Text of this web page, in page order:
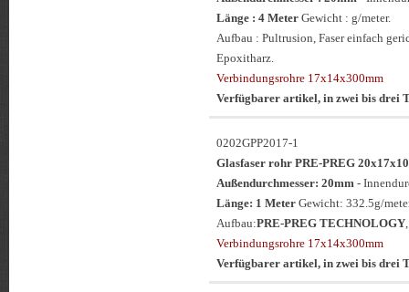
Länge : 4 Meter Gewicht : g/meter.
Aufbau : Pultrusion, Faser einfach
Epoxitharz.
Verbindungsrohre 17x14x300mm
Verfügbarer artikel, in zwei bis drei
0202GPP2017-1
Glasfaser rohr PRE-PREG
Außendurchmesser: 20mm -
Länge: 1 Meter Gewicht: 332.5g/
Aufbau:PRE-PREG TECHNOLOGY
Verbindungsrohre 17x14x300mm
Verfügbarer artikel, in zwei bis drei